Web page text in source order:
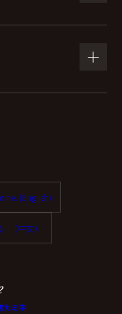
(English)
（中文）
カミネ